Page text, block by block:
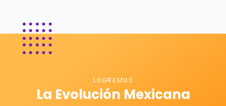
LOGREMOS
La Evolución Mexicana